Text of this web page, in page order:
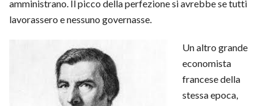
amministrano. Il picco della perfezione si avrebbe se tutti
lavorassero e nessuno governasse.
Un altro grande
economista
francese della
stessa epoca,